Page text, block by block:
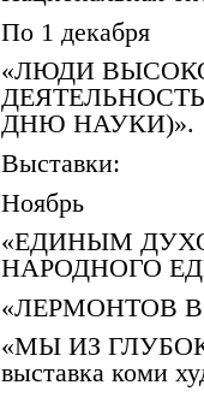
По 1 декабря
«ЛЮДИ
ДНЮ НАУКИ)».
Выставки:
Ноябрь
«ЕДИНЫМ
НАРОДНОГО
«ЛЕРМОНТОВ
«МЫ ИЗ
выставка коми